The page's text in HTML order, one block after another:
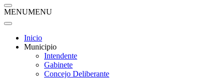
MENUMENU
Inicio
Municipio
Intendente
Gabinete
Concejo Deliberante